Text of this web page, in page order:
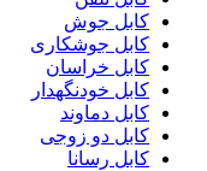
کابل جوش
کابل جوشکاری
کابل خراسان
کابل خودنگهدار
کابل دماوند
کابل دو زوجی
کابل رسانا